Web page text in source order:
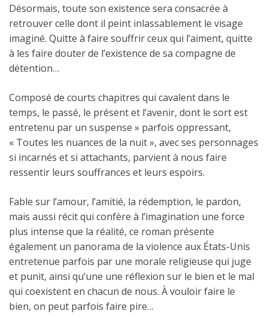
Désormais, toute son existence sera consacrée à
retrouver celle dont il peint inlassablement le visage
imaginé. Quitte à faire souffrir ceux qui l’aiment, quitte
à les faire douter de l’existence de sa compagne de
détention…
Composé de courts chapitres qui cavalent dans le
temps, le passé, le présent et l’avenir, dont le sort est
entretenu par un suspense » parfois oppressant,
« Toutes les nuances de la nuit », avec ses personnages
si incarnés et si attachants, parvient à nous faire
ressentir leurs souffrances et leurs espoirs.
Fable sur l’amour, l’amitié, la rédemption, le pardon,
mais aussi récit qui confère à l’imagination une force
plus intense que la réalité, ce roman présente
également un panorama de la violence aux États-Unis
entretenue parfois par une morale religieuse qui juge
et punit, ainsi qu’une une réflexion sur le bien et le mal
qui coexistent en chacun de nous. À vouloir faire le
bien, on peut parfois faire pire…